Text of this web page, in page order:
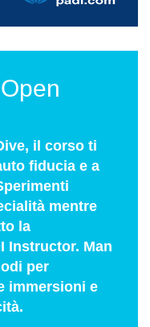
il corso ti
fiducia e a
mentre
la
Instructor. Man
per
immersioni e